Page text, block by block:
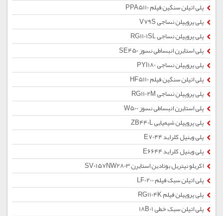
پلی اتیلن سنگین فیلم PPA5110
پلی پروپیلن نساجی V79S
پلی پروپیلن نساجی RG1101SL
پلی استایرن انبساطی نسوز SE450
پلی پروپیلن نساجی PYI180
پلی اتیلن سنگین فیلم HF5110
پلی پروپیلن نساجی RG1102M
پلی استایرن انبساطی نسوز W500
پلی پروپیلن شیمیایی ZB440L
پلی وینیل کلراید E7044
پلی وینیل کلراید E6644
اکریلو نیتریل بوتادین استایرن SV0157NW2803
پلی اتیلن سبک فیلم LF0200
پلی پروپیلن فیلم RG1104K
پلی اتیلن سبک خطی 18B01